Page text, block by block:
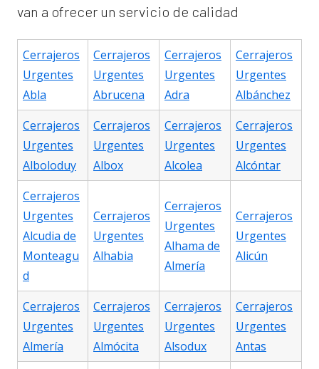
van a ofrecer un servicio de calidad
Cerrajeros
Urgentes
Abla
Cerrajeros
Urgentes
Abrucena
Cerrajeros
Urgentes
Adra
Cerrajeros
Urgentes
Albánchez
Cerrajeros
Urgentes
Alboloduy
Cerrajeros
Urgentes
Albox
Cerrajeros
Urgentes
Alcolea
Cerrajeros
Urgentes
Alcóntar
Cerrajeros
Urgentes
Alcudia de
Monteagu
d
Cerrajeros
Urgentes
Alhabia
Cerrajeros
Urgentes
Alhama de
Almería
Cerrajeros
Urgentes
Alicún
Cerrajeros
Urgentes
Almería
Cerrajeros
Urgentes
Almócita
Cerrajeros
Urgentes
Alsodux
Cerrajeros
Urgentes
Antas